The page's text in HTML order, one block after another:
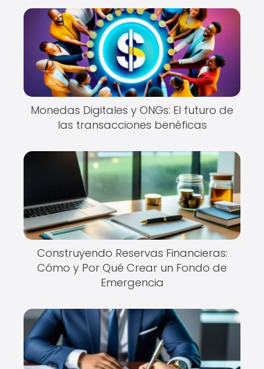
Monedas Digitales y ONGs: El futuro de
las transacciones benéficas
Construyendo Reservas Financieras:
Cómo y Por Qué Crear un Fondo de
Emergencia